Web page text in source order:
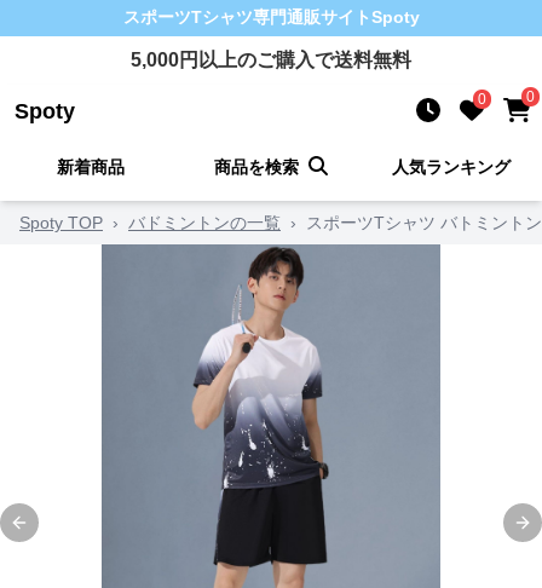
スポーツTシャツ専門通販サイトSpoty
5,000円以上のご購入で送料無料
Spoty 0 0
新着商品 商品を検索 人気ランキング
Spoty TOP › バドミントンの一覧 › スポーツTシャツ バトミント
Previous slide